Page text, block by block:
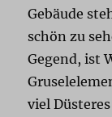
Gebäude
schön zu
Gegend, ist
viel